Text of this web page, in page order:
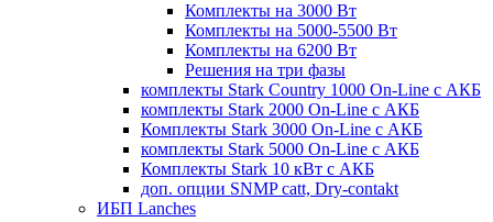
Комплекты на 3000 Вт
Комплекты на 5000-5500 Вт
Комплекты на 6200 Вт
Решения на три фазы
комплекты Stark Country 1000 On-Line с АКБ
комплекты Stark 2000 On-Line с АКБ
Комплекты Stark 3000 On-Line с АКБ
комплекты Stark 5000 On-Line с АКБ
Комплекты Stark 10 кВт с АКБ
доп. опции SNMP catt, Dry-contakt
ИБП Lanches